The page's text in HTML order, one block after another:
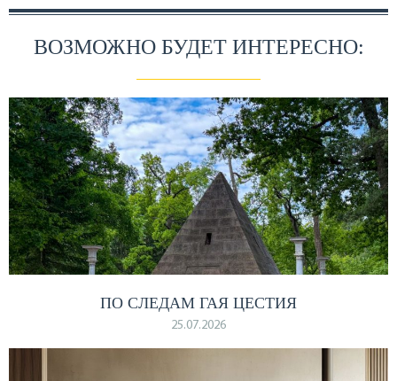
ВОЗМОЖНО БУДЕТ ИНТЕРЕСНО:
ПО СЛЕДАМ ГАЯ ЦЕСТИЯ
25.07.2026